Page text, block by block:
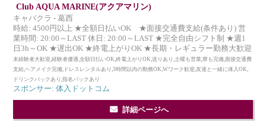
Club AQUA MARINE(アクアマリン)
キャバクラ - 葛西
時給: 4500円以上 ★全額日払いOK ★面接交通費支給(条件あり) 営
業時間: 20:00～LAST 休日: 20:00～LAST ★完全自由シフト制 ★週1
日3h～OK ★遅出OK ★終電上がりOK ★長期・レギュラー勤務大歓迎
未経験者大歓迎,経験者優遇,全額日払いOK,終電上がりOK,送りあり,土曜も営業,寮も完備,面接交通費
支給,ヘアメイク完備,ドレスレンタルあり,3時間以内の勤務OK,Wワーク歓迎,友達と一緒に体入OK,
ドリンクバックあり,指名バックあり
スポンサー: 体入ドットコム
詳細ページへ